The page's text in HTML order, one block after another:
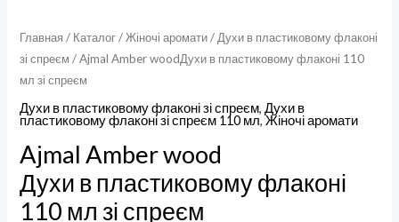
Главная / Каталог/Жіночі аромати/ Духи в пластиковому флаконі
зі спреєм / Ajmal Amber woodДухи в пластиковому флаконі 110
мл зі спреєм
Духи в пластиковому флаконі зі спреєм,Духи в
пластиковому флаконі зі спреєм 110 мл,Жіночі аромати
Ajmal Amber wood
Духи в пластиковому флаконі
110 мл зі спреєм
спреєм